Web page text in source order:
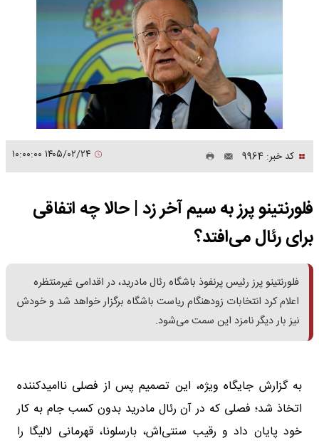
کد خبر: 9964
فلورنتینو پرز به سیم آخر زد | حالا چه اتفاقی
برای رئال می‌افتد؟
فلورنتینو پرز رئیس پرنفوذ باشگاه رئال مادرید، در اقدامی غیرمنتظره
اعلام کرد انتخابات زودهنگام ریاست باشگاه برگزار خواهد شد و خودش
نیز بار دیگر نامزد این سمت می‌شود.
به گزارش جایگاه ویژه، این تصمیم پس از فصلی ناامیدکننده
اتخاذ شد؛ فصلی که در آن رئال مادرید بدون کسب جام به کار
خود پایان داد و رقیب سنتی‌اش، بارسلونا، قهرمانی لالیگا را